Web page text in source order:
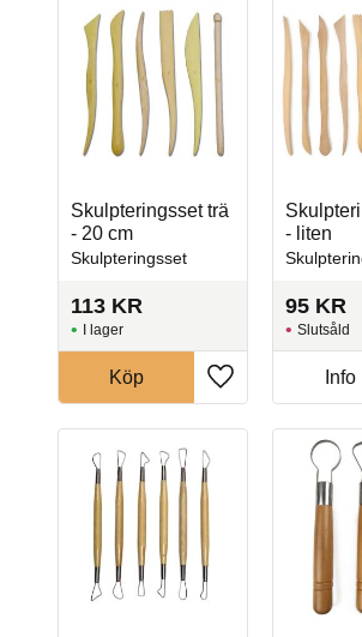
Skulpteringsset trä
- 20 cm
Skulpteringsset
113 KR
Lägg till i favoriter
I lager
Köp
- liten
95KR
Slutsåld
Info